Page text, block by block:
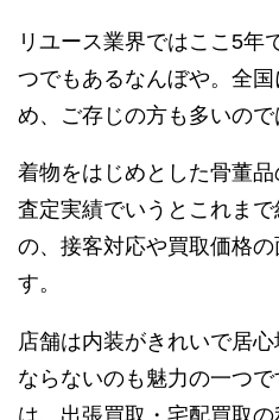
リユース業界ではここ5年
つでもあるなんぼや。全
め、ご存じの方も多いので
着物をはじめとした骨董品
査定実績でいうとこれま
の、接客対応や買取価格
す。
店舗は内装がきれいで居
ならないのも魅力の一つ
は、出張買取・宅配買取